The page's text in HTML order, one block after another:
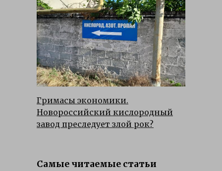
Гримасы экономики.
Новороссийский кислородный
завод преследует злой рок?
Самые читаемые статьи